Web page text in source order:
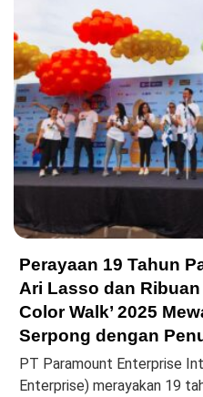
Perayaan 19 Tahun
Ari Lasso dan
Color Walk’ 2025
Serpong dengan
PT Paramount Enterprise
Enterprise) merayakan 19